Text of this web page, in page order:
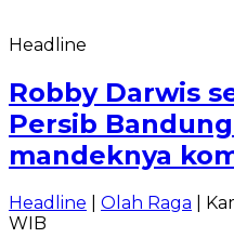
Headline
Robby Darwis
Persib
mandeknya
Headline Olah Raga |
WIB